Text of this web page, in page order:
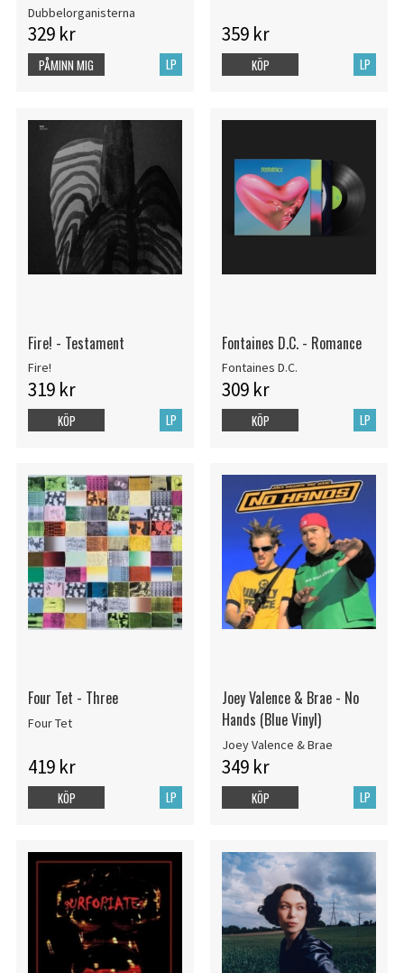
Dubbelorganisterna
329 kr
LP
PÅMINN MIG
359 kr
LP
KÖP
Fire! - Testament
Fire!
319 kr
LP
KÖP
Fontaines D.C. - Romance
Fontaines D.C.
309 kr
LP
KÖP
Four Tet - Three
Four Tet
419 kr
LP
KÖP
Joey Valence & Brae - No
Hands (Blue Vinyl)
Joey Valence & Brae
349 kr
LP
KÖP